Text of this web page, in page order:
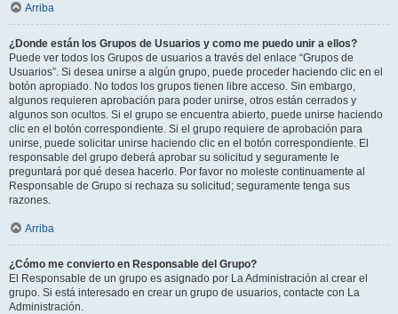
Arriba
¿Donde están los Grupos de Usuarios y como me puedo unir a ellos?
Puede ver todos los Grupos de usuarios a través del enlace “Grupos de
Usuarios”. Si desea unirse a algún grupo, puede proceder haciendo clic en el
botón apropiado. No todos los grupos tienen libre acceso. Sin embargo,
algunos requieren aprobación para poder unirse, otros están cerrados y
algunos son ocultos. Si el grupo se encuentra abierto, puede unirse haciendo
clic en el botón correspondiente. Si el grupo requiere de aprobación para
unirse, puede solicitar unirse haciendo clic en el botón correspondiente. El
responsable del grupo deberá aprobar su solicitud y seguramente le
preguntará por qué desea hacerlo. Por favor no moleste continuamente al
Responsable de Grupo si rechaza su solicitud; seguramente tenga sus
razones.
Arriba
¿Cómo me convierto en Responsable del Grupo?
El Responsable de un grupo es asignado por La Administración al crear el
grupo. Si está interesado en crear un grupo de usuarios, contacte con La
Administración.